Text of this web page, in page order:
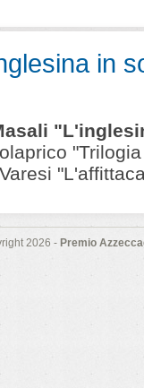
in
2026 - Premio